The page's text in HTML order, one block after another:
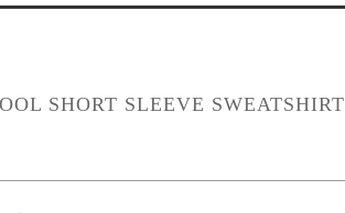
SHORT SLEEVE SWEATSHIRT